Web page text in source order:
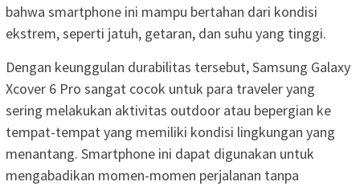
bahwa smartphone ini mampu bertahan dari kondisi
ekstrem, seperti jatuh, getaran, dan suhu yang tinggi.
Dengan keunggulan durabilitas tersebut, Samsung Galaxy
Xcover 6 Pro sangat cocok untuk para traveler yang
sering melakukan aktivitas outdoor atau bepergian ke
tempat-tempat yang memiliki kondisi lingkungan yang
menantang. Smartphone ini dapat digunakan untuk
mengabadikan momen-momen perjalanan tanpa